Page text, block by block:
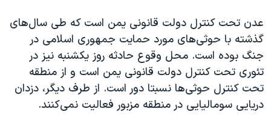
عدن تحت کنترل دولت قانونی یمن است که طی سال‌های
گذشته با حوثی‌های مورد حمایت جمهوری اسلامی در
جنگ بوده است. محل وقوع حادثه روز یکشنبه نیز در
تئوری تحت کنترل دولت قانونی یمن است و از منطقه
تحت کنترل حوثی‌ها نسبتا دور است. از طرف دیگر، دزدان
دریایی سومالیایی در منطقه مزبور فعالیت نمی‌کنند.